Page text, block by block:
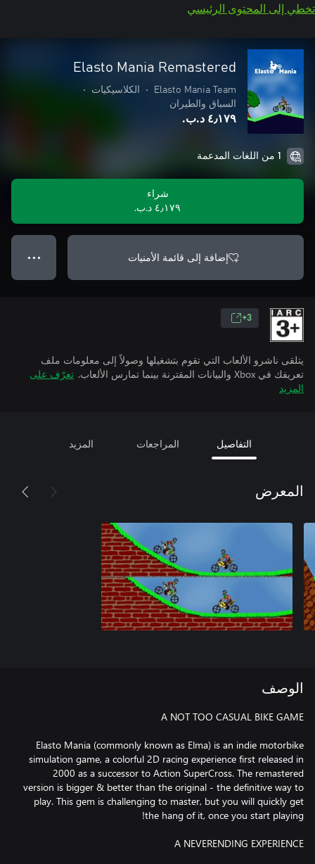
تخطي إلى المحتوى الرئيسي
Elasto Mania Remastered
Elasto Mania Team
• الكلاسيكيات
•
السباق والطيران
٤٫١٧٩ د.ب.‏
1 من اللغات المدعمة
شراء
٤٫١٧٩ د.ب.‏
إضافة إلى قائمة الأمنيات ● ● ●
3+
يتلقى ناشرو الألعاب التي تقوم بتشغيلها وصولاً إلى معلومات ملف
تعريفك في Xbox والبيانات المقترنة بينما تمارس الألعاب.
تعرّف على
المزيد
التفاصيل المراجعات المزيد
المعرض
الوصف
Elasto Mania (commonly known as Elma) is an indie motorbike
simulation game, a colorful 2D racing experience first released in
2000 as a successor to Action SuperCross. The remastered
version is bigger & better than the original - the definitive way to
play. This gem is challenging to master, but you will quickly get